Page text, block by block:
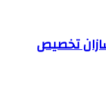
تخصیص